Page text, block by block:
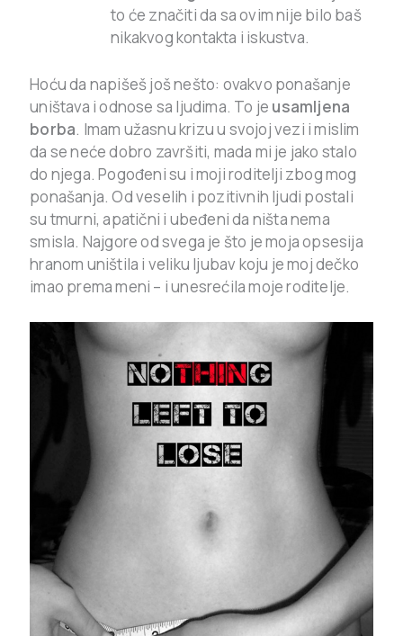
to će značiti da sa ovim nije bilo baš
nikakvog kontakta i iskustva.
Hoću da napišeš još nešto: ovakvo ponašanje
uništava i odnose sa ljudima. To je usamljena
borba. Imam užasnu krizu u svojoj vezi i mislim
da se neće dobro završiti, mada mi je jako stalo
do njega. Pogođeni su i moji roditelji zbog mog
ponašanja. Od veselih i pozitivnih ljudi postali
su tmurni, apatični i ubeđeni da ništa nema
smisla. Najgore od svega je što je moja opsesija
hranom uništila i veliku ljubav koju je moj dečko
imao prema meni – i unesrećila moje roditelje.